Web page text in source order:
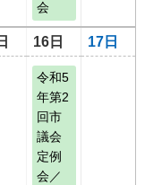
会
16日 17日
令和5
年第2
回市
議会
定例
会／